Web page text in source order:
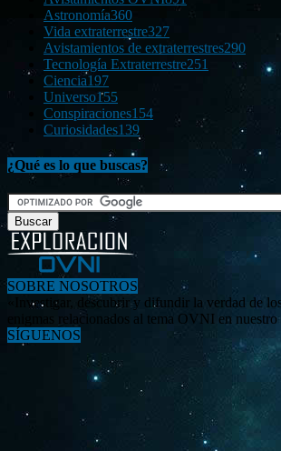
Astronomía360
Vida extraterrestre327
Avistamientos de extraterrestres290
Tecnología Extraterrestre251
Ciencia197
Universo155
Conspiraciones154
Curiosidades139
¿Qué es lo que buscas?
SOBRE NOSOTROS
«Investigar, descubrir y difundir la verdad de
enigmas relacionados al tema OVNI en
SÍGUENOS